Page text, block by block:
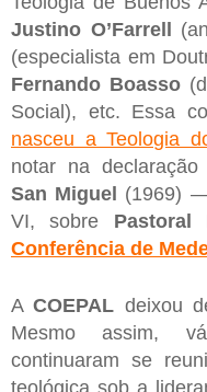
Justino O’Farrell
(especialista em
Fernando Boasso
Social), etc. Essa
nasceu a Teologia
notar na
San Miguel
(1969)
VI, sobre Pastoral
Conferência de
ACOEPAL deixou
Mesmo assim,
continuaram se
teológica sob a